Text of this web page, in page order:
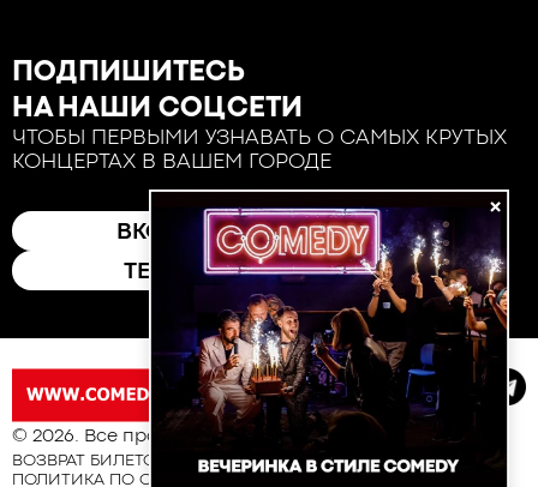
×
ПОДПИШИТЕСЬ
НА НАШИ СОЦСЕТИ
ЧТОБЫ ПЕРВЫМИ УЗНАВАТЬ О САМЫХ КРУТЫХ
КОНЦЕРТАХ В ВАШЕМ ГОРОДЕ
ВКОНТАКТЕ
ТЕЛЕГРАМ
© 2026. Все права защищены
ВОЗВРАТ БИЛЕТОВ
ПОЛИТИКА ПО ОБРАБОТКЕ И ЗАЩИТЕ